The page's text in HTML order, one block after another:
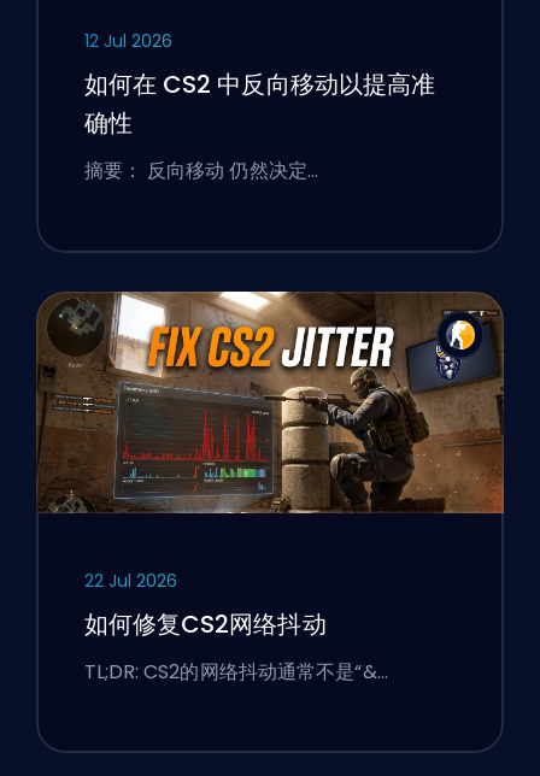
12 Jul 2026
如何在 CS2 中反向移动以提高准
确性
摘要： 反向移动 仍然决定…
22 Jul 2026
如何修复CS2网络抖动
TL;DR: CS2的网络抖动通常不是“&…